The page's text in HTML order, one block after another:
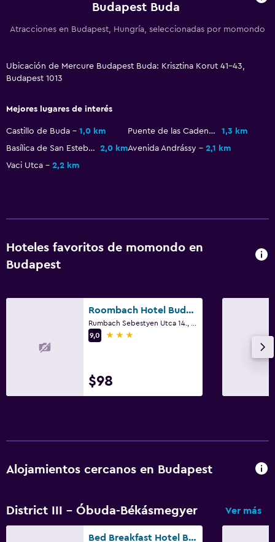
Budapest Buda
Atracciones en Budapest, Hungría, seleccionadas por momondo
Ubicación de Mercure Budapest Buda: Krisztina Korut 41-43,
Budapest 1013
Mejores lugares de interés
Castillo de Buda 1,0 km Puente de las Cadenas
1,3 km
Basílica de San Esteban
2,0 kmAvenida Andrássy
2,1 km
Vaci Utca
2,2 km
Hoteles favoritos de momondo en
Budapest
Roombach Hotel Budapest Center
9,0
3 estrellas
$98
Alojamientos cercanos en Budapest
District III - Óbuda-Békásmegyer Ver más
Bed Breakfast Hotel Budapest